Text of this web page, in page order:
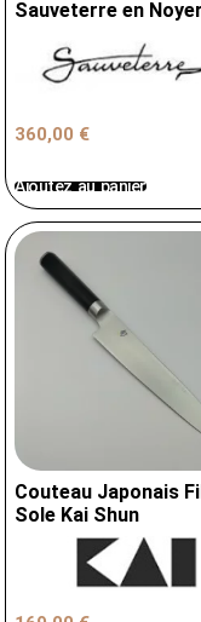
Sauveterre en Noyer
360,00 €
Ajoutez au panier
Couteau Japonais
Sole Kai Shun